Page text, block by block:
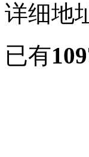
详细地
已有